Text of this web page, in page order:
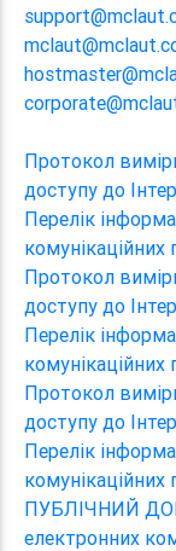
Протокол
доступу до
Перелік
Протокол
доступу до
Перелік
Протокол
доступу до
Перелік
ПУБЛІЧНИЙ
електронних